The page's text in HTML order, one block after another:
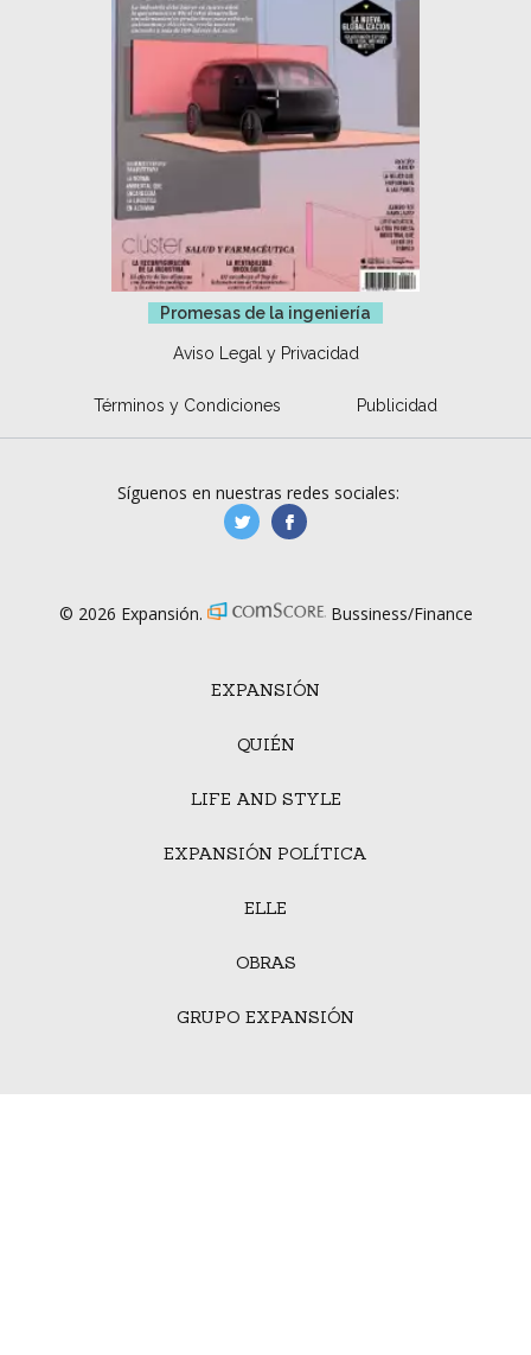
Promesas de la ingeniería
Aviso Legal y Privacidad
Términos y Condiciones Publicidad
EXPANSIÓN
QUIÉN
LIFE AND STYLE
EXPANSIÓN POLÍTICA
ELLE
OBRAS
GRUPO EXPANSIÓN
Síguenos en nuestras redes sociales:
manufacturaGE
© 2026 Expansión. Bussiness/Finance